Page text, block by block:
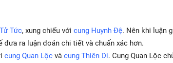
Tức, xung chiếu với cung Huynh Đệ. Nên khi luận
đưa ra luận đoán chi tiết và chuẩn xác hơn.
cung Quan Lộc và cung Thiên Di. Cung Quan Lộc